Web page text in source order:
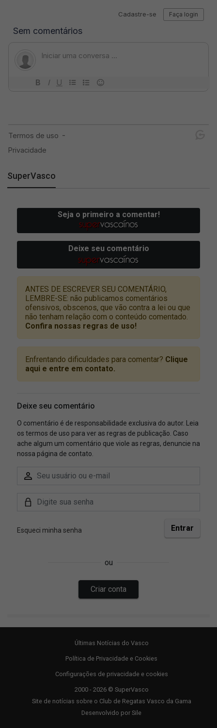
SuperVasco
Últimas Notícias do Vasco
Política de Privacidade e Cookies
Configurações de privacidade e cookies
2000 - 2026 © SuperVasco
Site de notícias sobre o Club de Regatas Vasco da Gama
Desenvolvido por Sile